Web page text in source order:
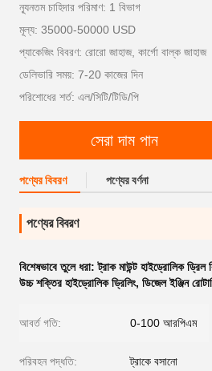
ন্যূনতম চাহিদার পরিমাণ: 1 বিভাগ
মূল্য: 35000-50000 USD
প্যাকেজিং বিবরণ: রোরো জাহাজ, কার্গো বাল্ক জাহাজ
ডেলিভারি সময়: 7-20 কাজের দিন
পরিশোধের শর্ত: এল/সিটি/টিডি/পি
সেরা দাম পান
পণ্যের বিবরণ পণ্যের বর্ণনা
পণ্যের বিবরণ
বিশেষভাবে তুলে ধরা:ট্রাক মাউন্ট হাইড্রোলিক ড্রিল
উচ্চ শক্তির হাইড্রোলিক ড্রিলিং, ডিজেল ইঞ্জিন
আবর্ত গতি: 0-100 আরপিএম
পরিবহন পদ্ধতি: ট্রাকে বসানো